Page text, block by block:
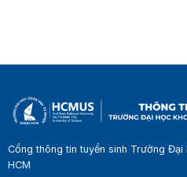
Cổng thông tin tuyển sinh Trường
HCM